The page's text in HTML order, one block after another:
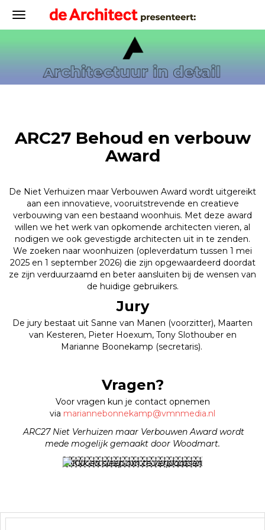
ARC27 Behoud en verbouw
Award
De Niet Verhuizen maar Verbouwen Award wordt uitgereikt
aan een innovatieve, vooruitstrevende en creatieve
verbouwing van een bestaand woonhuis. Met deze award
willen we het werk van opkomende architecten vieren, al
nodigen we ook gevestigde architecten uit in te zenden.
We zoeken naar woonhuizen (opleverdatum tussen 1 mei
2025 en 1 september 2026) die zijn opgewaardeerd doordat
ze zijn verduurzaamd en beter aansluiten bij de wensen van
de huidige gebruikers.
Jury
De jury bestaat uit Sanne van Manen (voorzitter), Maarten
van Kesteren, Pieter Hoexum, Tony Slothouber en
Marianne Boonekamp (secretaris).
Vragen?
Voor vragen kun je contact opnemen
via mariannebonnekamp@vmnmedia.nl
ARC27 Niet Verhuizen maar Verbouwen Award wordt
mede mogelijk gemaakt door Woodmart.